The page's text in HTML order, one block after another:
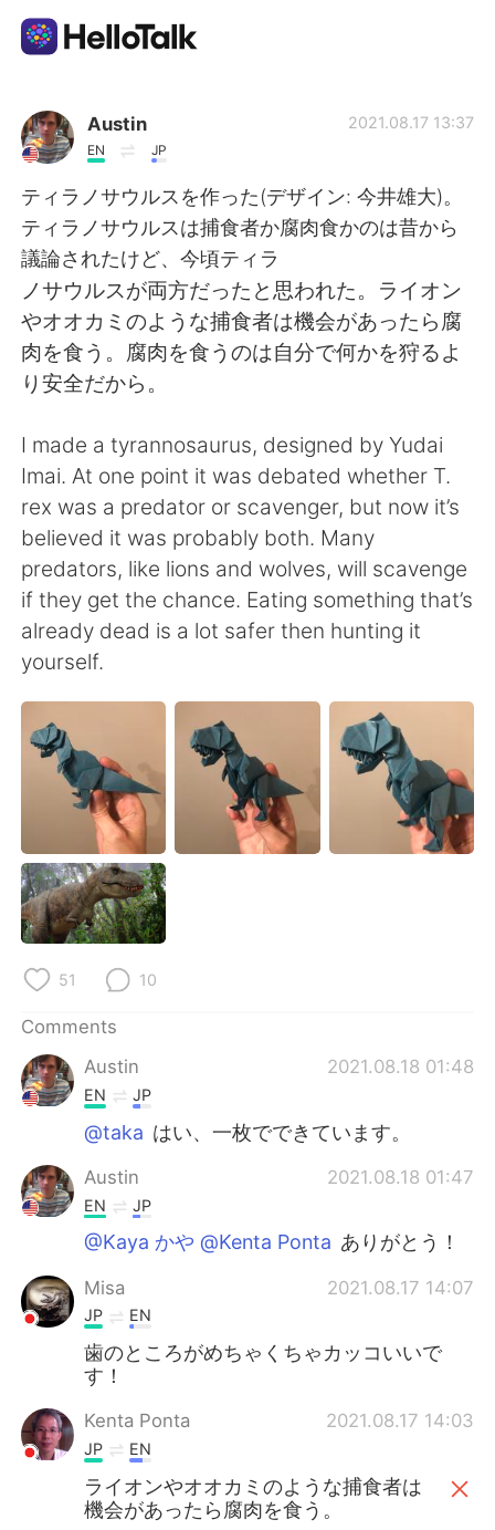
Language Exchange App
AI Grammar Checker
English
简体中文 繁體中文
Español
Français Deutsch
日本語 한국어
Русский
Indonesia Italiano
Türkçe
Português
Austin
EN JP
2021.08.17 13:37
ティラノサウルスを作った(デザイン: 今井雄大)。
ティラノサウルスは捕食者か腐肉食かのは昔から
議論されたけど、今頃ティラ
ノサウルスが両方だったと思われた。ライオン
やオオカミのような捕食者は機会があったら腐
肉を食う。腐肉を食うのは自分で何かを狩るよ
り安全だから。
I made a tyrannosaurus, designed by Yudai
Imai. At one point it was debated whether T.
rex was a predator or scavenger, but now it’s
believed it was probably both. Many
predators, like lions and wolves, will scavenge
if they get the chance. Eating something that’s
already dead is a lot safer then hunting it
yourself.
51 10
Comments
Austin
2021.08.18 01:48
EN JP
@taka はい、一枚でできています。
Austin 2021.08.18 01:47
EN JP
@Kaya かや @Kenta Ponta ありがとう！
Misa 2021.08.17 14:07
JP EN
歯のところがめちゃくちゃカッコいいで
す！
Kenta Ponta 2021.08.17 14:03
JP EN
ライオンやオオカミのような捕食者は
機会があったら腐肉を食う。